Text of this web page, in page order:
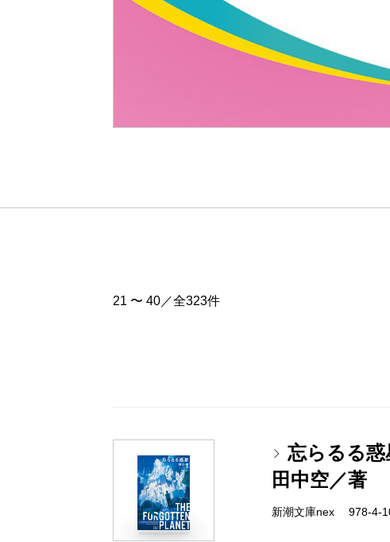
21 〜 40／全323件
忘らるる惑
田中空／著
新潮文庫nex 978-4-